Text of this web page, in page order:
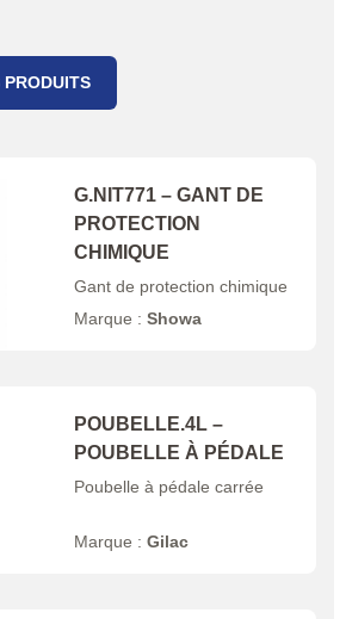
G.NIT771 – GANT DE
PROTECTION
CHIMIQUE
Gant de protection chimique
Marque :Showa
POUBELLE.4L –
POUBELLE À PÉDALE
Poubelle à pédale carrée
Marque :Gilac